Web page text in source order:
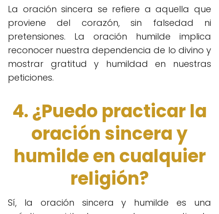
La oración sincera se refiere a aquella que
proviene del corazón, sin falsedad ni
pretensiones. La oración humilde implica
reconocer nuestra dependencia de lo divino y
mostrar gratitud y humildad en nuestras
peticiones.
4. ¿Puedo practicar la
oración sincera y
humilde en cualquier
religión?
Sí, la oración sincera y humilde es una